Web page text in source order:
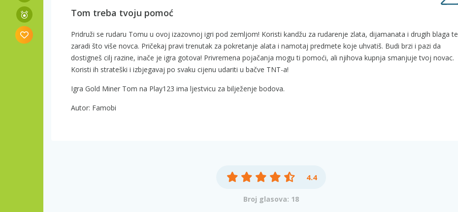
Tom treba tvoju pomoć
Pridruži se rudaru Tomu u ovoj izazovnoj igri pod zemljom! Koristi kandžu za rudarenje zlata, dijamanata i drugih blaga te
zaradi što više novca. Pričekaj pravi trenutak za pokretanje alata i namotaj predmete koje uhvatiš. Budi brzi i pazi da
dostigneš cilj razine, inače je igra gotova! Privremena pojačanja mogu ti pomoći, ali njihova kupnja smanjuje tvoj novac.
Koristi ih strateški i izbjegavaj po svaku cijenu udariti u bačve TNT-a!
Igra Gold Miner Tom na Play123 ima ljestvicu za bilježenje bodova.
Autor: Famobi
4.4
Broj glasova: 18